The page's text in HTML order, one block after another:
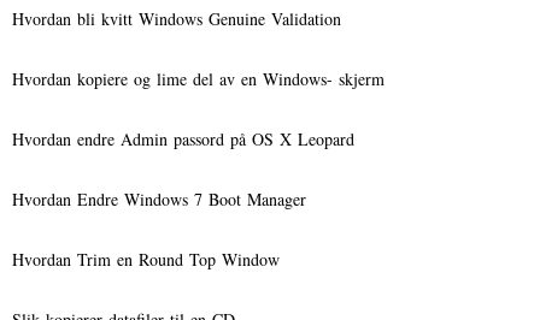
Hvordan bli kvitt Windows Genuine Validation
Hvordan kopiere og lime del av en Windows- skjerm
Hvordan endre Admin passord på OS X Leopard
Hvordan Endre Windows 7 Boot Manager
Hvordan Trim en Round Top Window